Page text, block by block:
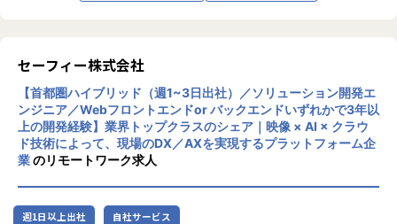
BTMAIZの案件イメージをつかんでいただき、
【業務の変更の範囲】
会社の規定に準ずる
に関わります。
・開発スピードと品質の両立のため、開発スタイルの確立が
必要となっています。
■将来的にお任せしたい仕事
・テックリード、PM、EM、PdMなどのリーダー、マネージ
ャー職
・AI inside らしい開発文化の醸成、浸透
セーフィー株式会社
【首都圏ハイブリッド（週1~3日出社）／ソリューション開発エ
ンジニア／Webフロントエンドor バックエンドいずれかで3年以
上の開発経験】業界トップクラスのシェア｜映像 × AI × クラウ
ド技術によって、現場のDX／AXを実現するプラットフォーム企
業のリモートワーク求人
週1日以上出社 自社サービス